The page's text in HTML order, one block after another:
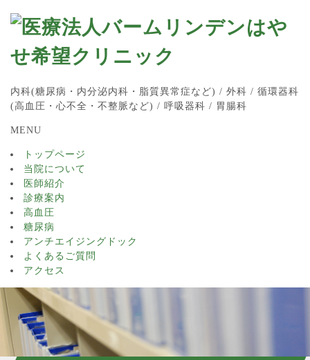
内科(糖尿病・内分泌内科・脂質異常症など) / 外科 / 循環器科
(高血圧・心不全・不整脈など) / 呼吸器科 / 胃腸科
MENU
トップページ
当院について
医師紹介
診療案内
高血圧
糖尿病
アンチエイジングドック
よくあるご質問
アクセス